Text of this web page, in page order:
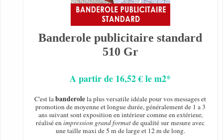
Banderole publicitaire standard
510 Gr
A partir de 16,52 € le m2*
C'est labanderolela plus versatile idéale pour vos messages et
promotion de moyenne et longue durée, généralement de 1 a 3
ans suivant sont exposition en intérieur comme en extérieur,
réalisé enimpression grand formatde qualité sur mesure avec
une taille maxi de 5 m de large et 12 m de long.